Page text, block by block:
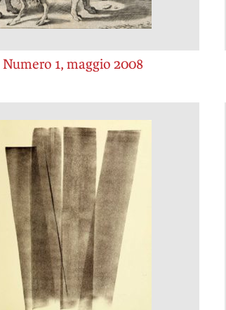
Numero 1, maggio 2008